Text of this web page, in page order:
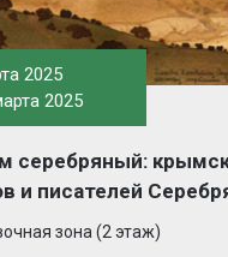
2025
2025
серебряный:
и писателей
зона (2 этаж)